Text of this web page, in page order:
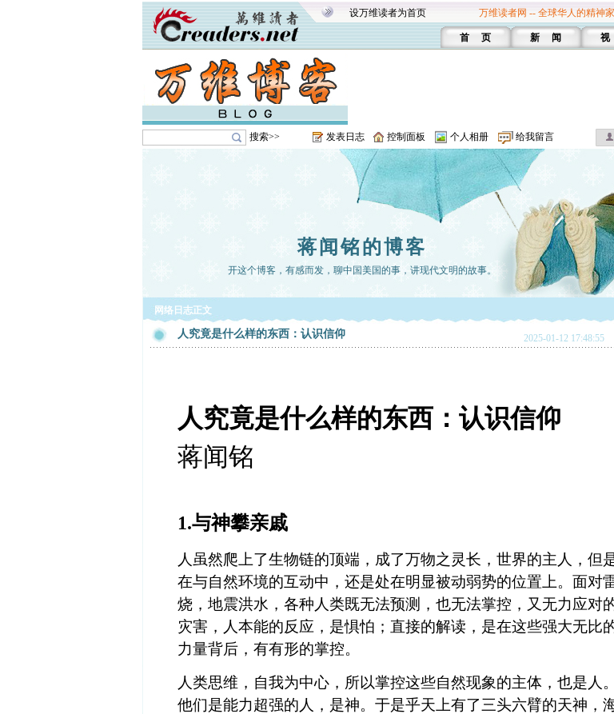
设万维读者为首页 万维读者网 -- 全球华人的精神
首 页 新 闻
搜索>> 发表日志 控制面板 个人相册 给我留言
蒋闻铭的博客
开这个博客，有感而发，聊中国美国的事，讲现代文明的故事。
网络日志正文
人究竟是什么样的东西：认识信仰 2025-01-12 17:48:55
人究竟是什么样的东西：认识信仰
蒋闻铭
1.与神攀亲戚
人虽然爬上了生物链的顶端，成了万物之灵长，世界的主人，但
在与自然环境的互动中，还是处在明显被动弱势的位置上。面对
烧，地震洪水，各种人类既无法预测，也无法掌控，又无力应对
灾害，人本能的反应，是惧怕；直接的解读，是在这些强大无比
力量背后，有有形的掌控。
人类思维，自我为中心，所以掌控这些自然现象的主体，也是人
他们是能力超强的人，是神。于是乎天上有了三头六臂的天神，